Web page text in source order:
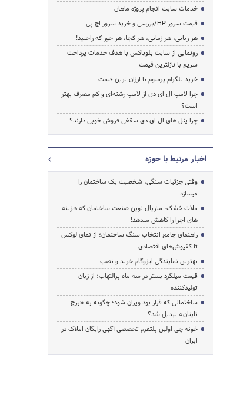
خدمات سایت انجام پروژه ماهان
قیمت سرور HP/بررسی و خرید سرور اچ پی
هر زبانی، هر زمانی، هر کجا، هر جور که راحتید!
رونمایی از سایت بلوباکس با هدف خدمات پرداخت
سریع با نازلترین قیمت
خرید تلگرام پرمیوم با ارزان ترین قیمت
چرا لامپ ال ای دی از لامپ رشته‌ای و کم مصرف بهتر
است؟
چرا پنل های ال ای دی سقفی فروش خوبی دارند؟
اخبار مرتبط با حوزه
وقتی جزئیات سنگی، شخصیت یک ساختمان را
میسازد
ملات خشک، متریال نوین صنعت ساختمان که هزینه‌
های اجرا را کاهش میدهد!
راهنمای جامع انتخاب سنگ ساختمان؛ از نمای لوکس
تا کفپوش‌های اقتصادی
بهترین نمایندگی ایزوگام خرید و نصب
قیمت میلگرد بستر در سه ماه پرالتهاب؛ از زبان
تولیدکننده
ساختمانی که قرار بود ویران شود؛ چگونه به «برج
تایتان» تبدیل شد؟
خونه چی اولین پلتفرم تخصصی آگهی رایگان املاک در
ایران